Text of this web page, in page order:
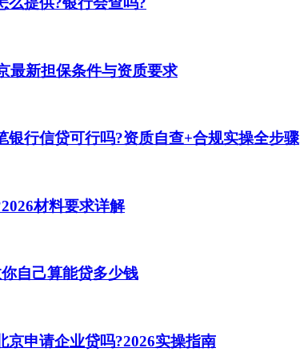
最新担保条件与资质要求
银行信贷可行吗?资质自查+合规实操全步骤
材料要求详解
自己算能贷多少钱
京申请企业贷吗?2026实操指南